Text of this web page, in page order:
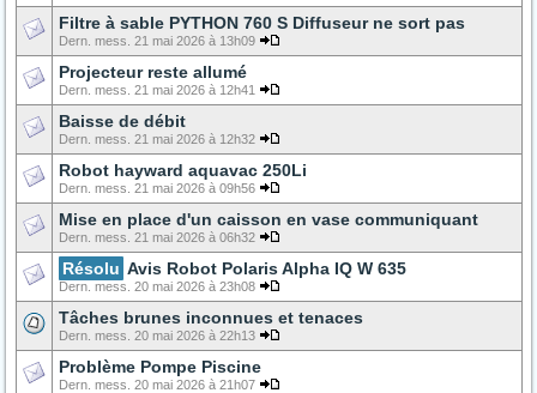
Filtre à sable PYTHON 760 S Diffuseur ne sort pas
Dern. mess. 21 mai 2026 à 13h09
Projecteur reste allumé
Dern. mess. 21 mai 2026 à 12h41
Baisse de débit
Dern. mess. 21 mai 2026 à 12h32
Robot hayward aquavac 250Li
Dern. mess. 21 mai 2026 à 09h56
Mise en place d'un caisson en vase communiquant
Dern. mess. 21 mai 2026 à 06h32
Résolu Avis Robot Polaris Alpha IQ W 635
Dern. mess. 20 mai 2026 à 23h08
Tâches brunes inconnues et tenaces
Dern. mess. 20 mai 2026 à 22h13
Problème Pompe Piscine
Dern. mess. 20 mai 2026 à 21h07